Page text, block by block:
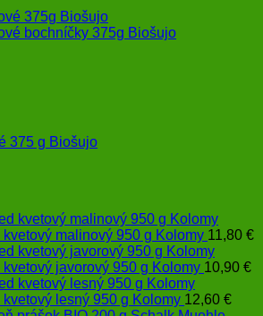
375 g Biošujo
malinový 950 g Kolomy 11,80 €
javorový 950 g Kolomy 10,90 €
lesný 950 g Kolomy 12,60 €